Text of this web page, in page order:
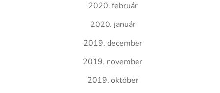
2020. február
2020. január
2019. december
2019. november
2019. október